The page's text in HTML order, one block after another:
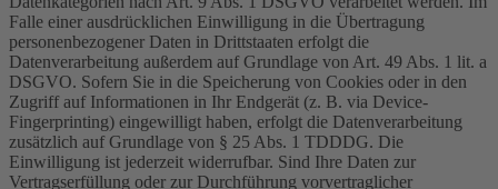
Falle einer ausdrücklichen Einwilligung in die Übertragung
personenbezogener Daten in Drittstaaten erfolgt die
Datenverarbeitung außerdem auf Grundlage von Art. 49 Abs. 1 lit. a
DSGVO. Sofern Sie in die Speicherung von Cookies oder in den
Zugriff auf Informationen in Ihr Endgerät (z. B. via Device-
Fingerprinting) eingewilligt haben, erfolgt die Datenverarbeitung
zusätzlich auf Grundlage von § 25 Abs. 1 TDDDG. Die
Einwilligung ist jederzeit widerrufbar. Sind Ihre Daten zur
Vertragserfüllung oder zur Durchführung vorvertraglicher